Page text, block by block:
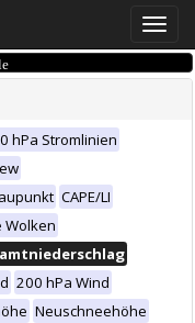
Toggle
hPa Stromlinien
CAPE/LI
Wolken
200 hPa Wind
Neuschneehöhe